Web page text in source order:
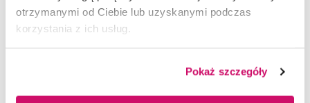
otrzymanymi od Ciebie lub uzyskanymi podczas
korzystania z ich usług.
Pokaż szczegóły
Student specjalności Psychologia dzieci
będzie miał możliwość
znajdują się wybitni specjaliści m.in.
PROGRAM SPECJALNOŚCI
Psychologię dzieci
od szóstego semestru
realizuje tzw. przedmioty specjalnościowe,